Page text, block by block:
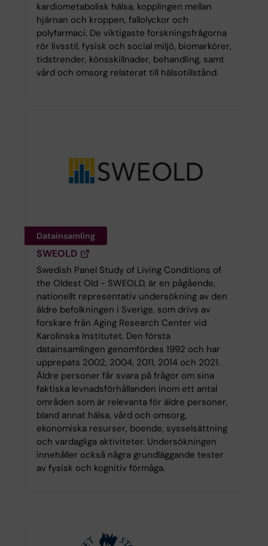
kardiometabolisk hälsa, kopplingen mellan
hjärnan och kroppen, fallolyckor och
polyfarmaci. De viktigaste forskningsfrågorna
rör livsstil, fysisk och social miljö, biomarkörer,
tidstrender, könsskillnader, behandling, samt
vård och omsorg relaterat till hälsotillstånd.
Datainsamling
SWEOLD
Swedish Panel Study of Living Conditions of
the Oldest Old - SWEOLD, är en pågående,
nationellt representativ undersökning av den
äldre befolkningen i Sverige, som drivs av
forskare från Aging Research Center vid
Karolinska Institutet. Den första
datainsamlingen genomfördes 1992 och har
upprepats 2002, 2004, 2011, 2014 och 2021.
Äldre personer får svara på frågor om sina
faktiska levnadsförhållanden inom ett antal
områden som är relevanta för äldre personer,
bland annat hälsa, vård och omsorg,
ekonomiska resurser, boende, sysselsättning
och vardagliga aktiviteter. Undersökningen
innehåller också några grundläggande tester
av fysisk och kognitiv förmåga.